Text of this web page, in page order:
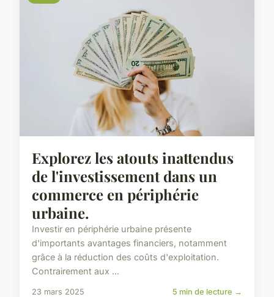
Explorez les atouts inattendus
de l'investissement dans un
commerce en périphérie
urbaine.
Investir en périphérie urbaine présente
d'importants avantages financiers, notamment
grâce à la réduction des coûts d'exploitation.
Contrairement aux ...
23 mars 2025 5 min de lecture →